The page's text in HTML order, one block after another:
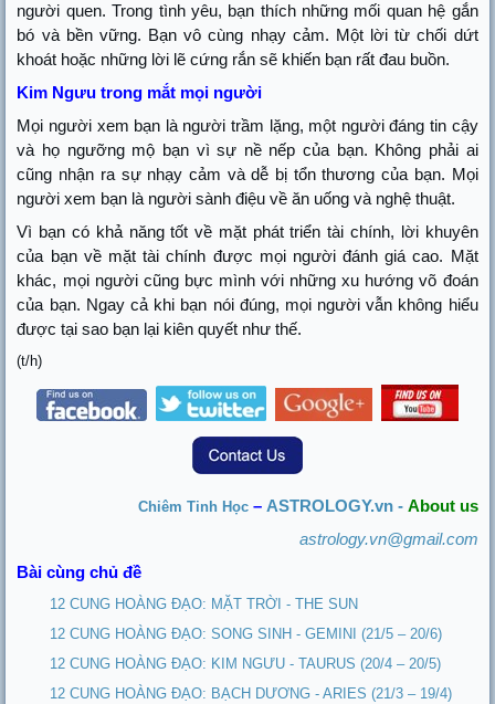
người quen. Trong tình yêu, bạn thích những mối quan hệ gắn
bó và bền vững. Bạn vô cùng nhạy cảm. Một lời từ chối dứt
khoát hoặc những lời lẽ cứng rắn sẽ khiến bạn rất đau buồn.
Kim Ngưu trong mắt mọi người
Mọi người xem bạn là người trầm lặng, một người đáng tin cậy
và họ ngưỡng mộ bạn vì sự nề nếp của bạn. Không phải ai
cũng nhận ra sự nhạy cảm và dễ bị tổn thương của bạn. Mọi
người xem bạn là người sành điệu về ăn uống và nghệ thuật.
Vì bạn có khả năng tốt về mặt phát triển tài chính, lời khuyên
của bạn về mặt tài chính được mọi người đánh giá cao. Mặt
khác, mọi người cũng bực mình với những xu hướng võ đoán
của bạn. Ngay cả khi bạn nói đúng, mọi người vẫn không hiểu
được tại sao bạn lại kiên quyết như thế.
(t/h)
Chiêm Tinh Học– ASTROLOGY.vn - About us
astrology.vn@gmail.com
Bài cùng chủ đề
12 CUNG HOÀNG ĐẠO: MẶT TRỜI - THE SUN
12 CUNG HOÀNG ĐẠO: SONG SINH - GEMINI (21/5 – 20/6)
12 CUNG HOÀNG ĐẠO: KIM NGƯU - TAURUS (20/4 – 20/5)
12 CUNG HOÀNG ĐẠO: BẠCH DƯƠNG - ARIES (21/3 – 19/4)